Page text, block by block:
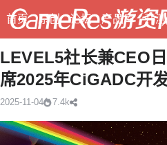
首页 原创 论坛 产品库 开
LEVEL5社长兼CEO
席2025年CiGADC开
2025-11-04 7.4k